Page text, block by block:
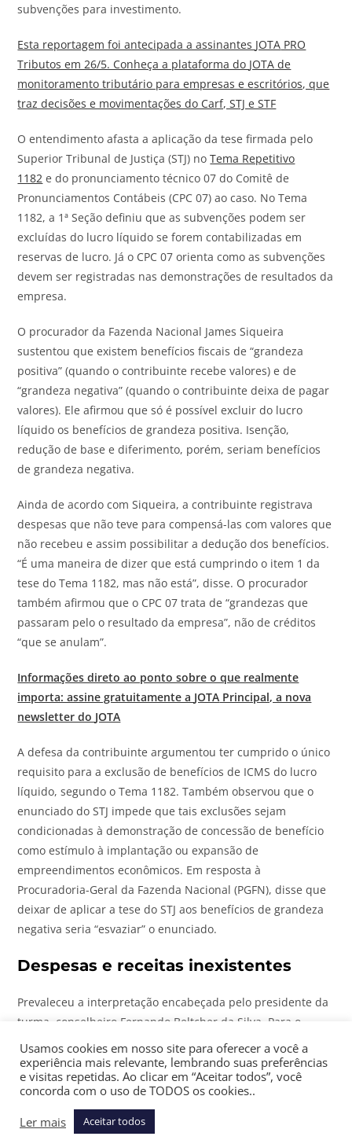
subvenções para investimento.
Esta reportagem foi antecipada a assinantes JOTA PRO
Tributos em 26/5. Conheça a plataforma do JOTA de
monitoramento tributário para empresas e escritórios, que
traz decisões e movimentações do Carf, STJ e STF
O entendimento afasta a aplicação da tese firmada pelo
Superior Tribunal de Justiça (STJ) noTema Repetitivo
1182 edo pronunciamento técnico 07do Comitê de
Pronunciamentos Contábeis (CPC 07) ao caso. No Tema
1182, a 1ª Seção definiu que as subvenções podem ser
excluídasdo lucro líquido se forem contabilizadas em
reservas de lucro. Já o CPC 07 orienta como as subvenções
devem ser registradas nas demonstrações de resultados da
empresa.
O procurador da Fazenda Nacional James Siqueira
sustentou que existem benefícios fiscais de “grandeza
positiva” (quando o contribuinte recebe valores) e de
“grandeza negativa” (quando o contribuinte deixa de pagar
valores). Ele afirmou que sóé possível excluirdo lucro
líquido os benefícios de grandeza positiva. Isenção,
redução de base e diferimento, porém, seriam benefícios
de grandeza negativa.
Ainda de acordo com Siqueira, a contribuinte registrava
despesas que não teve para compensá-las com valores que
não recebeu e assim possibilitar a dedução dos benefícios.
“É uma maneira de dizer que está cumprindo o item 1 da
tesedo Tema 1182, mas não está”, disse. O procurador
também afirmou que o CPC 07 trata de “grandezas que
passaram pelo o resultado da empresa”, não de créditos
“que se anulam”.
Informações direto ao ponto sobre o que realmente
importa: assine gratuitamente a JOTA Principal, a nova
newsletter do JOTA
A defesa da contribuinte argumentou ter cumprido o único
requisito para a exclusão de benefícios de ICMSdo lucro
líquido, segundo o Tema 1182. Também observou que o
enunciadodo STJ impede que tais exclusões sejam
condicionadas à demonstração de concessão de benefício
como estímulo à implantação ou expansão de
empreendimentos econômicos. Em resposta à
Procuradoria-Geral da Fazenda Nacional (PGFN), disse que
deixar de aplicar a tesedo STJ aos benefícios de grandeza
negativa seria “esvaziar” o enunciado.
Despesas e receitas inexistentes
Prevaleceu a interpretação encabeçada pelo presidente da
turma, conselheiro Fernando Beltcher da Silva. Para o
julgador, “
completamente absurdo registar contabilmente
despesas e receitas que não existem”. E a contribuinte, nas
palavras dele, “não pode, a partir de uma tese, inventar
para tirar proveitodo enunciado”.
Ainda de acordo com Silva, benefícios concedidos
Usamos cookies em nosso site para oferecer a você a
experiência mais relevante, lembrando suas preferências
e visitas repetidas. Ao clicar em “Aceitar todos”, você
concorda com o uso de TODOS os cookies..
Ler mais
Aceitar todos